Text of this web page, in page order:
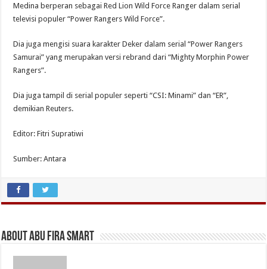
Medina berperan sebagai Red Lion Wild Force Ranger dalam serial
televisi populer “Power Rangers Wild Force”.
Dia juga mengisi suara karakter Deker dalam serial “Power Rangers
Samurai” yang merupakan versi rebrand dari “Mighty Morphin Power
Rangers”.
Dia juga tampil di serial populer seperti “CSI: Minami” dan “ER”,
demikian Reuters.
Editor: Fitri Supratiwi
Sumber: Antara
About Abu Fira Smart